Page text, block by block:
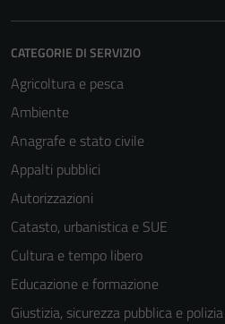
CATEGORIE DI SERVIZIO
Agricoltura e pesca
Ambiente
Anagrafe e stato civile
Appalti pubblici
Autorizzazioni
Catasto, urbanistica e SUE
Cultura e tempo libero
Educazione e formazione
Giustizia, sicurezza pubblica e